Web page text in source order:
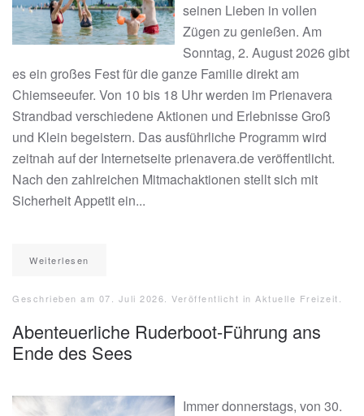
seinen Lieben in vollen
Zügen zu genießen. Am
Sonntag, 2. August 2026 gibt
es ein großes Fest für die ganze Familie direkt am
Chiemseeufer. Von 10 bis 18 Uhr werden im Prienavera
Strandbad verschiedene Aktionen und Erlebnisse Groß
und Klein begeistern. Das ausführliche Programm wird
zeitnah auf der Internetseite prienavera.de veröffentlicht.
Nach den zahlreichen Mitmachaktionen stellt sich mit
Sicherheit Appetit ein...
Weiterlesen
Geschrieben am 07. Juli 2026 . Veröffentlicht in Aktuelle Freizeit
Abenteuerliche Ruderboot-Führung ans
Ende des Sees
Immer donnerstags, von 30.